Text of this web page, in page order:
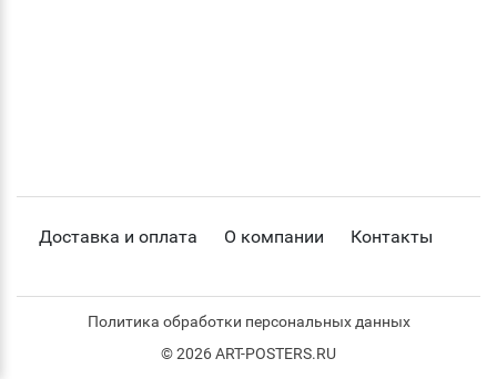
Доставка и оплата О компании Контакты
Политика обработки персональных данных
© 2026 ART-POSTERS.RU